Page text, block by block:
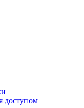
доступом